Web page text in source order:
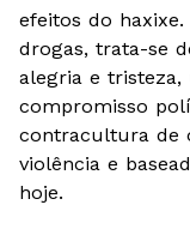
efeitos do
drogas, trata-se
alegria e
compromisso
contracultura de
violência e
hoje.